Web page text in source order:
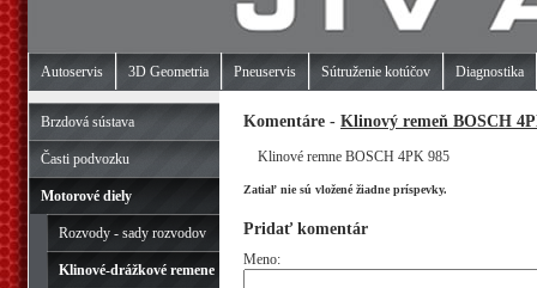
Autoservis 3D Geometria Pneuservis Sútruženie kotúčov Diagnostika
Brzdová sústava
Časti podvozku
Motorové diely
Rozvody - sady rozvodov
Klinové-drážkové remene
Komentáre - Klinový remeň BOSCH
Klinové remne BOSCH 4PK 985
Zatiaľ nie sú vložené žiadne príspevky.
Pridať komentár
Meno: